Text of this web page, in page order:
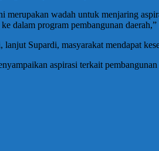
merupakan wadah untuk menjaring
dalam program pembangunan daerah,”
lanjut Supardi, masyarakat mendapat
aspirasi terkait